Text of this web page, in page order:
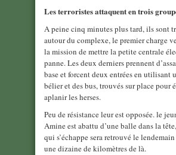
Les terroristes attaquent en trois
A peine cinq minutes plus tard, ils sont
autour du complexe, le premier charge
la mission de mettre la petite centrale
panne. Les deux derniers prennent
base et forcent deux entrées en utilisant
bélier et des bus, trouvés sur place pour
aplanir les herses.
Peu de résistance leur est opposée. le
Amine est abattu d’une balle dans la
qui s’échappe sera retrouvé le
une dizaine de kilomètres de là.